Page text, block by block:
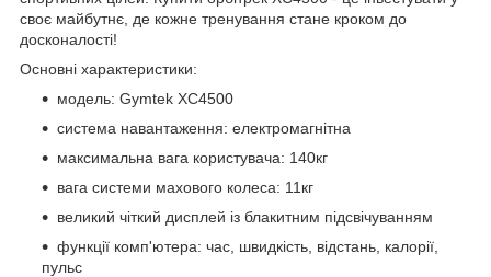
своє майбутнє, де кожне тренування стане кроком до
досконалості!
Основні характеристики:
модель: Gymtek XC4500
система навантаження: електромагнітна
максимальна вага користувача: 140кг
вага системи махового колеса: 11кг
великий чіткий дисплей із блакитним підсвічуванням
функції комп'ютера: час, швидкість, відстань, калорії,
пульс